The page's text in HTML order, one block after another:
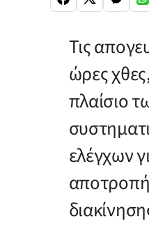
Τις
ώρες
πλαίσιο
ελέγχων